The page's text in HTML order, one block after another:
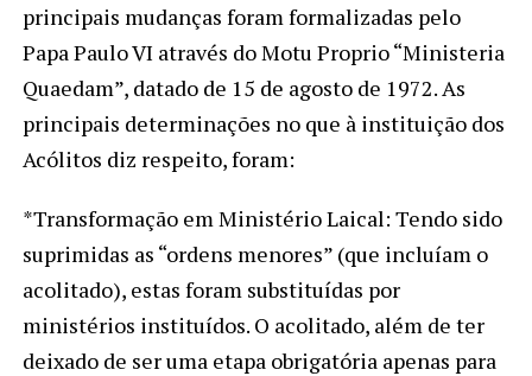
principais mudanças foram formalizadas pelo
Papa Paulo VI através do Motu Proprio “Ministeria
Quaedam”, datado de 15 de agosto de 1972. As
principais determinações no que à instituição dos
Acólitos diz respeito, foram:
*Transformação em Ministério Laical: Tendo sido
suprimidas as “ordens menores” (que incluíam o
acolitado), estas foram substituídas por
ministérios instituídos. O acolitado, além de ter
deixado de ser uma etapa obrigatória apenas para